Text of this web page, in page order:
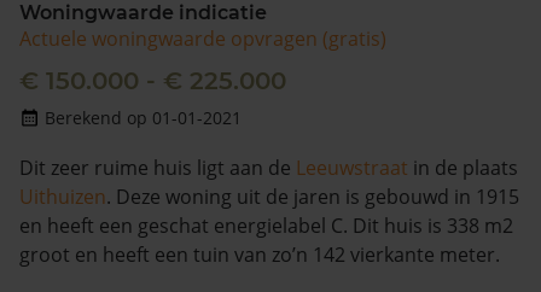
Woningwaarde indicatie
Actuele woningwaarde opvragen (gratis)
€ 150.000 - € 225.000
Berekend op 01-01-2021
Dit zeer ruime huis ligt aan de Leeuwstraat in de plaats
Uithuizen. Deze woning uit de jaren is gebouwd in 1915
en heeft een geschat energielabel C. Dit huis is 338 m2
groot en heeft een tuin van zo’n 142 vierkante meter.